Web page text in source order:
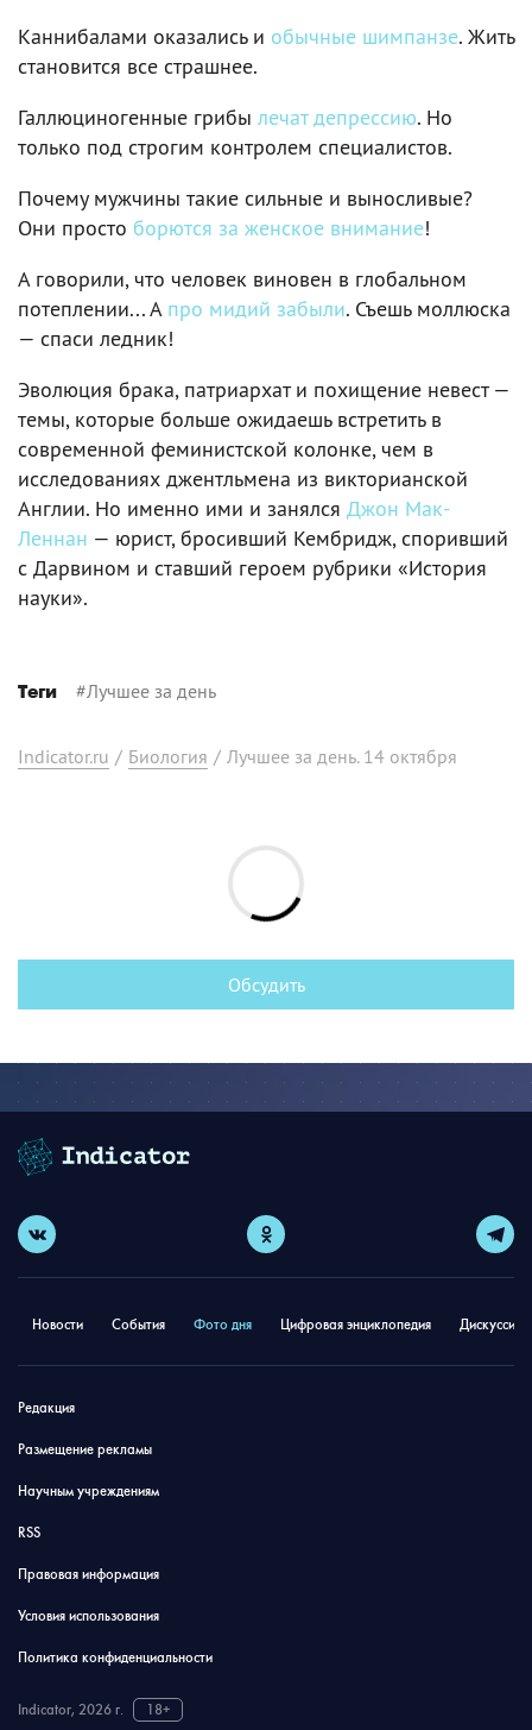
Каннибалами оказались и обычные шимпанзе. Жить
становится все страшнее.
Галлюциногенные грибы лечат депрессию. Но
только под строгим контролем специалистов.
Почему мужчины такие сильные и выносливые?
Они просто борются за женское внимание!
А говорили, что человек виновен в глобальном
потеплении... А про мидий забыли. Съешь моллюска
— спаси ледник!
Эволюция брака, патриархат и похищение невест —
темы, которые больше ожидаешь встретить в
современной феминистской колонке, чем в
исследованиях джентльмена из викторианской
Англии. Но именно ими и занялся Джон Мак-
Леннан — юрист, бросивший Кембридж, споривший
с Дарвином и ставший героем рубрики «История
науки».
Теги #Лучшее за день
Indicator.ru / Биология / Лучшее за день. 14 октября
Обсудить
Новости События Фото дня Цифровая энциклопедия
Редакция
Размещение рекламы
Научным учреждениям
RSS
Правовая информация
Условия использования
Политика конфиденциальности
Indicator, 2026 г. 18+